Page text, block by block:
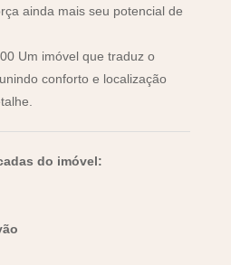
ainda mais seu potencial de
Um imóvel que traduz o
conforto e localização
do imóvel: